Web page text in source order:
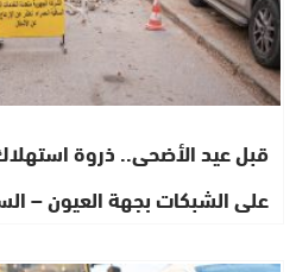
قبل عيد الأضحى.. ذروة
على الشبكات بجهة العيون –